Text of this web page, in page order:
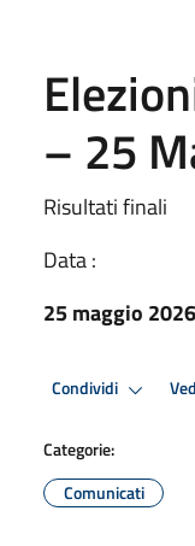
– 25
Risultati finali
Data :
25 maggio 2026
Condividi
Categorie:
Comunicati